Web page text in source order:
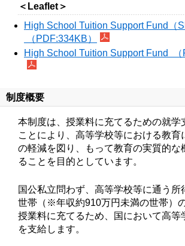
＜Leaflet＞
High School Tuition Support Fund（
（PDF:334KB）
High School Tuition Support Fund （
制度概要
本制度は、授業料に充てるための就学
ことにより、高等学校等における教育
の軽減を図り、もって教育の実質的な
ることを目的としています。
国公私立問わず、高等学校等に通う所
世帯（※年収約910万円未満の世帯）
授業料に充てるため、国において高等
を支給します。